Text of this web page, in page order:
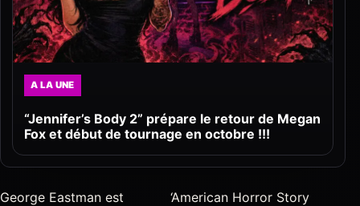
A LA UNE
“Jennifer’s Body 2” prépare le retour de Megan
Fox et début de tournage en octobre !!!
George Eastman est
‘American Horror Story